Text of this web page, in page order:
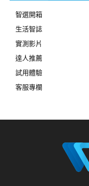
智選開箱
生活智誌
實測影片
達人推薦
試用體驗
客服專欄